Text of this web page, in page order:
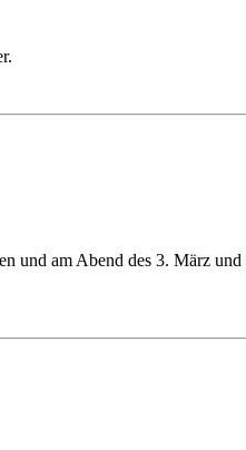
und am Abend des 3. März